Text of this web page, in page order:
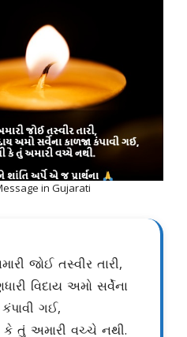
in Gujarati
જોઈ તસ્વીર તારી,
વિદાય અમો સર્વેના
ગઈ,
તું અમારી વચ્ચે નથી.